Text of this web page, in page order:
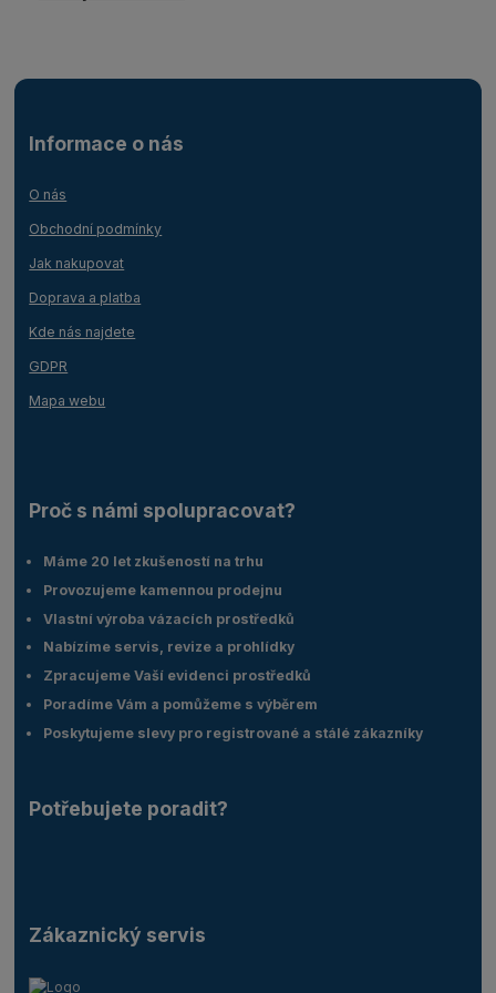
Informace o nás
O nás
Obchodní podmínky
Jak nakupovat
Doprava a platba
Kde nás najdete
GDPR
Mapa webu
Proč s námi spolupracovat?
Máme 20 let zkušeností na trhu
Provozujeme kamennou prodejnu
Vlastní výroba vázacích prostředků
Nabízíme servis, revize a prohlídky
Zpracujeme Vaší evidenci prostředků
Poradíme Vám a pomůžeme s výběrem
Poskytujeme slevy pro registrované a stálé zákazníky
Potřebujete poradit?
Zákaznický servis